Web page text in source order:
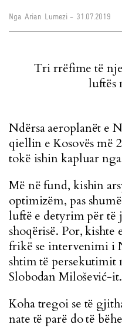
Nga Arian Lumezi - 31.07.2019
Tri rrëfime të
luftës
Ndërsa aeroplanët e
qiellin e Kosovës më
tokë ishin kapluar
Më në fund, kishin
optimizëm, pas
luftë e detyrim për të
shoqërisë. Por, kishte
frikë se intervenimi i
shtim të persekutimit
Slobodan Milošević-it.
Koha tregoi se të
nate të parë do të